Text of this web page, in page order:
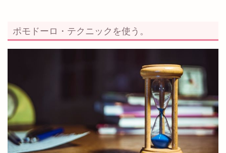
ポモドーロ・テクニックを使う。